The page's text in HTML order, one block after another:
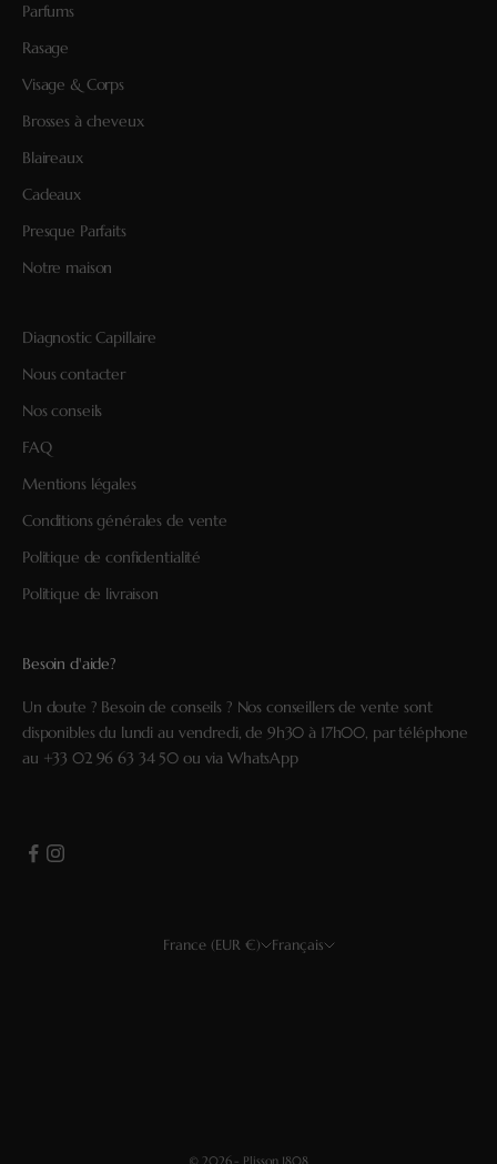
Parfums
Rasage
Visage & Corps
Brosses à cheveux
Blaireaux
Cadeaux
Presque Parfaits
Notre maison
Diagnostic Capillaire
Nous contacter
Nos conseils
FAQ
Mentions légales
Conditions générales de vente
Politique de confidentialité
Politique de livraison
Besoin d'aide?
Un doute ? Besoin de conseils ? Nos conseillers de vente sont
disponibles du lundi au vendredi, de 9h30 à 17h00, par téléphone
au +33 02 96 63 34 50 ou via WhatsApp
France (EUR €) Français
© 2026 - Plisson 1808